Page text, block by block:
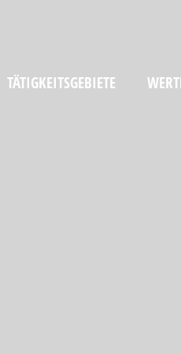
TÄTIGKEITSGEBIETE